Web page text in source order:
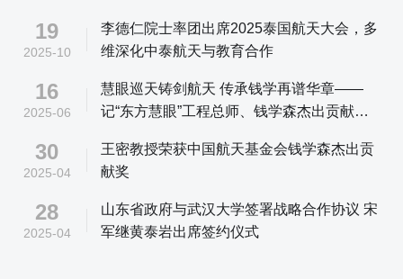
19
2025-10
李德仁院士率团出席2025泰国航天大会，多
维深化中泰航天与教育合作
16
2025-06
慧眼巡天铸剑航天 传承钱学再谱华章——
记“东方慧眼”工程总师、钱学森杰出贡献奖
30
2025-04
王密教授荣获中国航天基金会钱学森杰出贡
献奖
28
2025-04
山东省政府与武汉大学签署战略合作协议 宋
军继黄泰岩出席签约仪式